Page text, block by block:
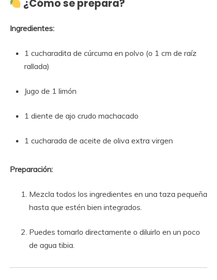
¿Cómo se prepara?
Ingredientes:
1 cucharadita de cúrcuma en polvo (o 1 cm de raíz
rallada)
Jugo de 1 limón
1 diente de ajo crudo machacado
1 cucharada de aceite de oliva extra virgen
Preparación:
Mezcla todos los ingredientes en una taza pequeña
hasta que estén bien integrados.
Puedes tomarlo directamente o diluirlo en un poco
de agua tibia.